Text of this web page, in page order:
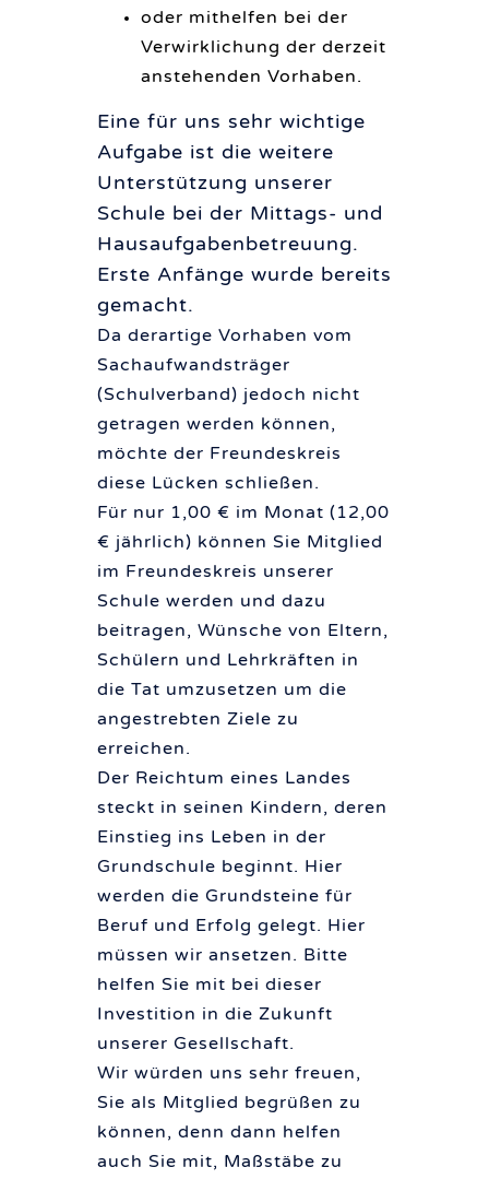
oder mithelfen bei der
Verwirklichung der derzeit
anstehenden Vorhaben.
Eine für uns sehr wichtige
Aufgabe ist die weitere
Unterstützung unserer
Schule bei der Mittags- und
Hausaufgabenbetreuung.
Erste Anfänge wurde bereits
gemacht.
Da derartige Vorhaben vom
Sachaufwandsträger
(Schulverband) jedoch nicht
getragen werden können,
möchte der Freundeskreis
diese Lücken schließen.
Für nur 1,00 € im Monat (12,00
€ jährlich) können Sie Mitglied
im Freundeskreis unserer
Schule werden und dazu
beitragen, Wünsche von Eltern,
Schülern und Lehrkräften in
die Tat umzusetzen um die
angestrebten Ziele zu
erreichen.
Der Reichtum eines Landes
steckt in seinen Kindern, deren
Einstieg ins Leben in der
Grundschule beginnt. Hier
werden die Grundsteine für
Beruf und Erfolg gelegt. Hier
müssen wir ansetzen. Bitte
helfen Sie mit bei dieser
Investition in die Zukunft
unserer Gesellschaft.
Wir würden uns sehr freuen,
Sie als Mitglied begrüßen zu
können, denn dann helfen
auch Sie mit, Maßstäbe zu